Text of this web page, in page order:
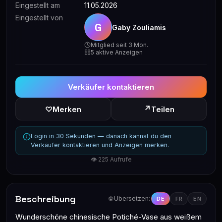
Eingestellt am
11.05.2026
Eingestellt von
G Gaby Zouliamis
Mitglied seit 3 Mon.
5 aktive Anzeigen
Verkäufer kontaktieren
♡Merken ↗ Teilen
Login in 30 Sekunden — danach kannst du den
Verkäufer kontaktieren und Anzeigen merken.
👁 225 Aufrufe
Beschreibung 🌐 Übersetzen: DE FR EN
Wunderschöne chinesische Potiché-Vase aus weißem